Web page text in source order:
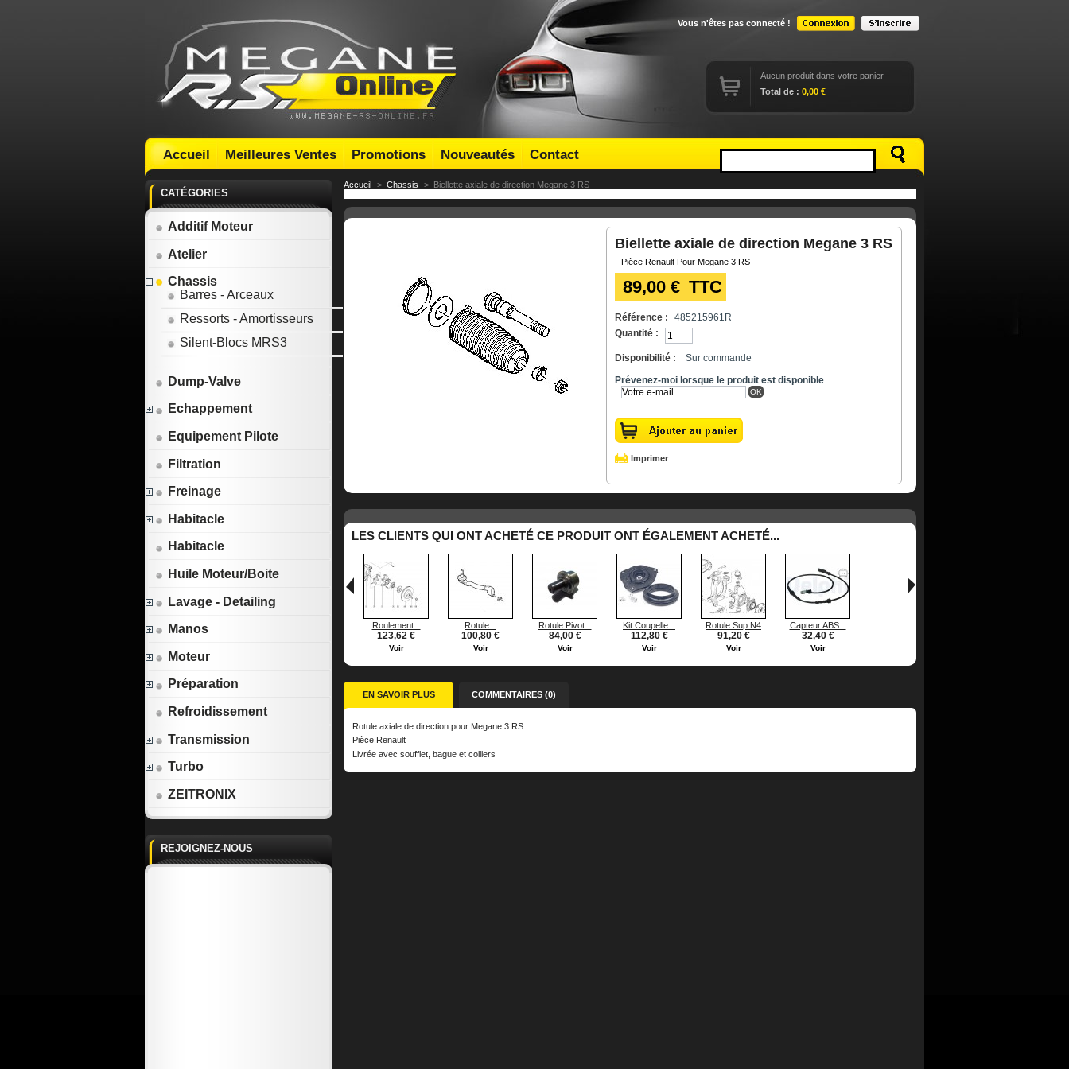
Vous n'êtes pas connecté !
Aucun produit dans votre panier
Total de : 0,00 €
Accueil Meilleures Ventes Promotions Nouveautés Contact
CATÉGORIES
Additif Moteur
Atelier
Chassis
Barres - Arceaux
Ressorts - Amortisseurs
Silent-Blocs MRS3
Dump-Valve
Echappement
Equipement Pilote
Filtration
Freinage
Habitacle
Habitacle
Huile Moteur/Boite
Lavage - Detailing
Manos
Moteur
Préparation
Refroidissement
Transmission
Turbo
ZEITRONIX
REJOIGNEZ-NOUS
Accueil > Chassis > Biellette axiale de direction Megane 3 RS
Biellette axiale de direction Megane 3 RS
Pièce Renault Pour Megane 3 RS
89,00 € TTC
Référence :
485215961R
Quantité :
Disponibilité : Sur commande
Prévenez-moi lorsque le produit est disponible
OK
Imprimer
LES CLIENTS QUI ONT ACHETÉ CE PRODUIT ONT ÉGALEMENT ACHETÉ...
Roulement...
123,62 €
Voir
Rotule...
100,80 €
Voir
Rotule Pivot...
84,00 €
Voir
Kit Coupelle...
112,80 €
Voir
Rotule Sup N4
91,20 €
Voir
Capteur ABS...
32,40 €
Voir
EN SAVOIR PLUS COMMENTAIRES (0)
Rotule axiale de direction pour Megane 3 RS
Pièce Renault
Livrée avec soufflet, bague et colliers